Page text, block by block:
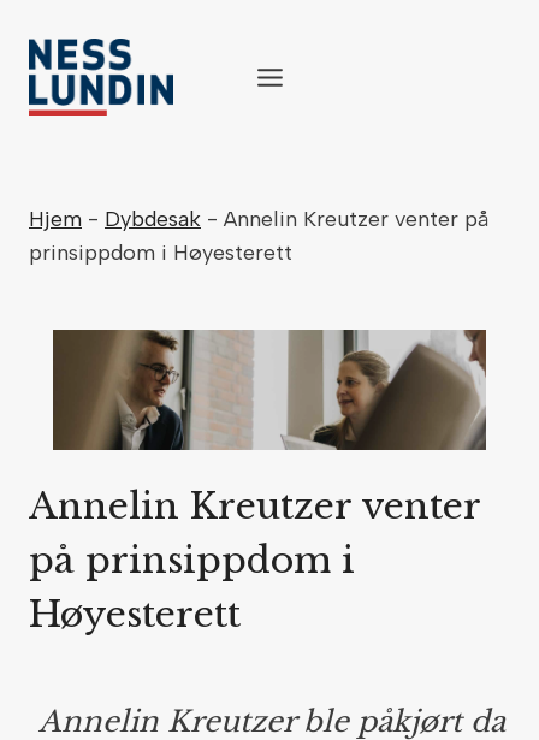
content
Hjem - Dybdesak - Annelin Kreutzer venter på
prinsippdom i Høyesterett
Annelin Kreutzer venter
på prinsippdom i
Høyesterett
Annelin Kreutzer ble påkjørt da